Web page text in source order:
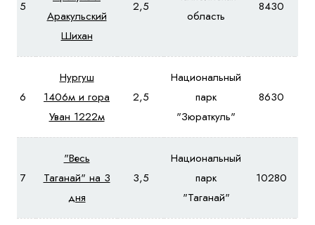
5
Аракульский
Шихан
2,5
область
8430
6
Нургуш
1406м и гора
Уван 1222м
2,5
Национальный
парк
"Зюраткуль"
8630
7
"Весь
Таганай" на 3
дня
3,5
Национальный
парк
"Таганай"
10280